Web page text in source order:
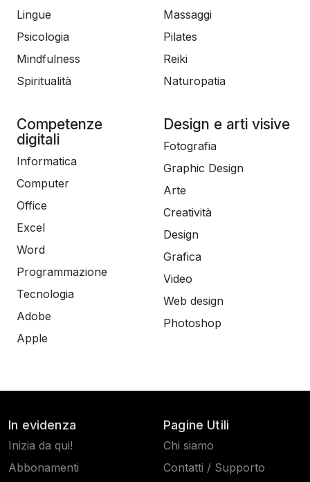
Lingue
Psicologia
Mindfulness
Spiritualità
Massaggi
Pilates
Reiki
Naturopatia
Competenze
digitali
Informatica
Computer
Office
Excel
Word
Programmazione
Tecnologia
Adobe
Apple
Design e arti visive
Fotografia
Graphic Design
Arte
Creatività
Design
Grafica
Video
Web design
Photoshop
In evidenza
Inizia da qui!
Abbonamenti
Pagine Utili
Chi siamo
Contatti / Supporto